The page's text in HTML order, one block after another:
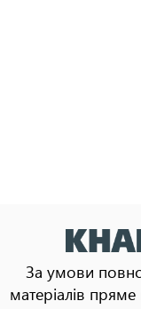
За умови
матеріалів